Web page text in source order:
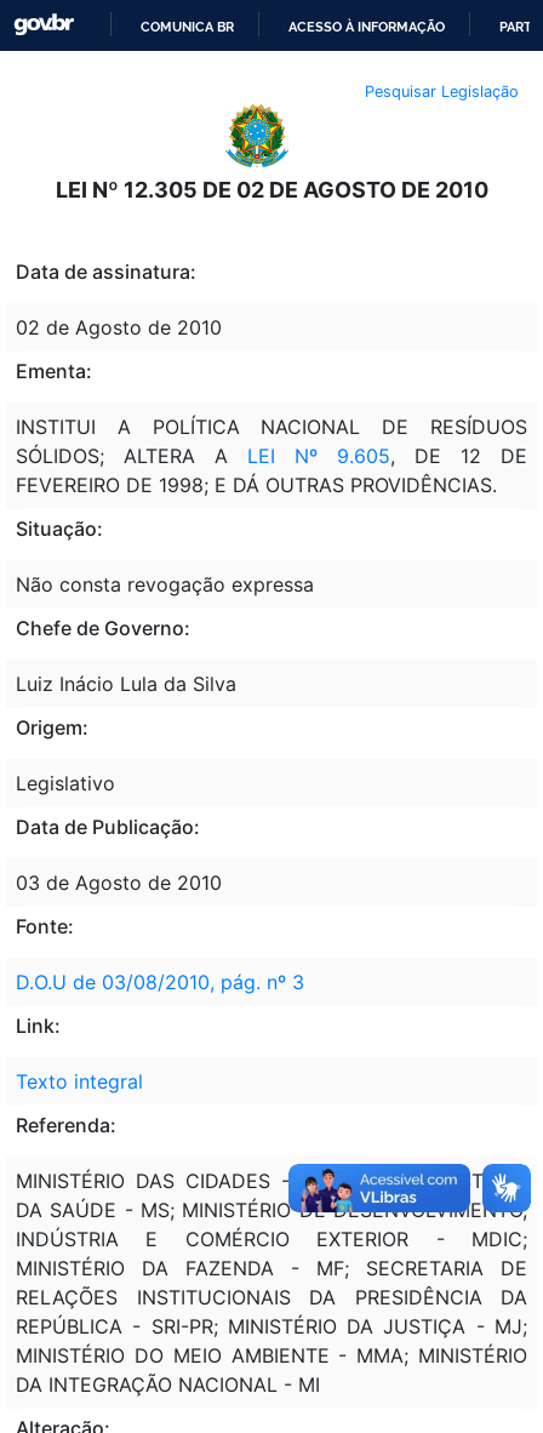
O
CONTEÚDO
COMUNICA BR ACESSO À INFORMAÇÃO
Pesquisar Legislação
LEI Nº 12.305 DE 02 DE AGOSTO DE 2010
Data de assinatura:
02 de Agosto de 2010
Ementa:
INSTITUI A POLÍTICA NACIONAL DE RESÍDUOS
SÓLIDOS; ALTERA A LEI Nº 9.605, DE 12 DE
FEVEREIRO DE 1998; E DÁ OUTRAS PROVIDÊNCIAS.
Situação:
Não consta revogação expressa
Chefe de Governo:
Luiz Inácio Lula da Silva
Origem:
Legislativo
Data de Publicação:
03 de Agosto de 2010
Fonte:
D.O.U de 03/08/2010, pág. nº 3
Link:
Texto integral
Referenda:
MINISTÉRIO DAS CIDADES - MCIDADES; MINISTÉRIO
DA SAÚDE - MS; MINISTÉRIO DE DESENVOLVIMENTO,
INDÚSTRIA E COMÉRCIO EXTERIOR - MDIC;
MINISTÉRIO DA FAZENDA - MF; SECRETARIA DE
RELAÇÕES INSTITUCIONAIS DA PRESIDÊNCIA DA
REPÚBLICA - SRI-PR; MINISTÉRIO DA JUSTIÇA - MJ;
MINISTÉRIO DO MEIO AMBIENTE - MMA; MINISTÉRIO
DA INTEGRAÇÃO NACIONAL - MI
Alteração: